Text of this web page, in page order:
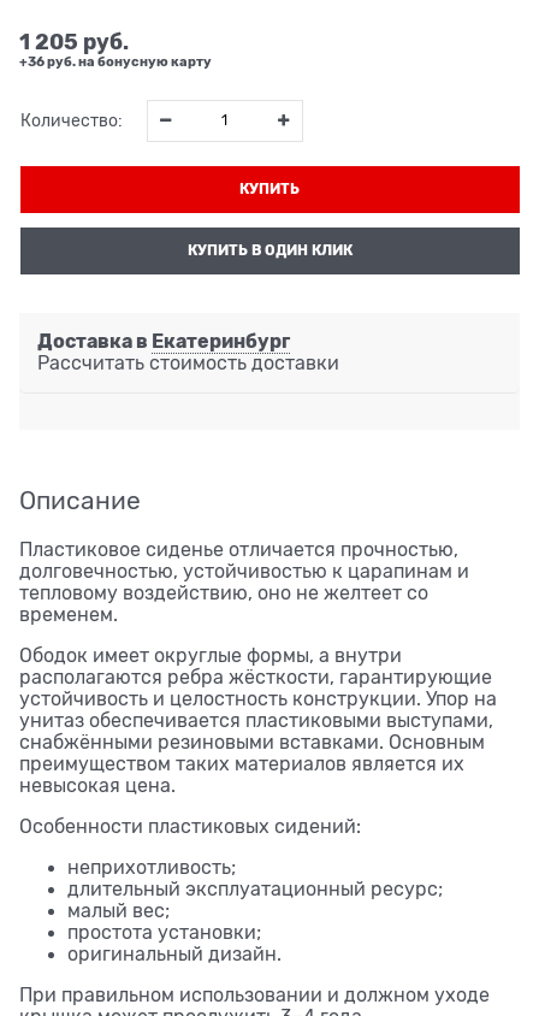
1 205 руб.
+36 руб. на бонусную карту
Количество:
КУПИТЬ
КУПИТЬ В ОДИН КЛИК
Доставка в Екатеринбург
Рассчитать стоимость доставки
Описание
Пластиковое сиденье отличается прочностью,
долговечностью, устойчивостью к царапинам и
тепловому воздействию, оно не желтеет со
временем.
Ободок имеет округлые формы, а внутри
располагаются ребра жёсткости, гарантирующие
устойчивость и целостность конструкции. Упор на
унитаз обеспечивается пластиковыми выступами,
снабжёнными резиновыми вставками. Основным
преимуществом таких материалов является их
невысокая цена.
Особенности пластиковых сидений:
неприхотливость;
длительный эксплуатационный ресурс;
малый вес;
простота установки;
оригинальный дизайн.
При правильном использовании и должном уходе